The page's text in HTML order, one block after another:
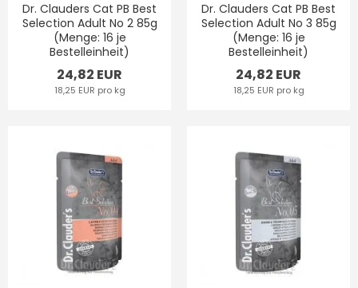
Dr. Clauders Cat PB Best
Selection Adult No 2 85g
(Menge: 16 je
Bestelleinheit)
24,82 EUR
18,25 EUR pro kg
Dr. Clauders Cat PB Best
Selection Adult No 3 85g
(Menge: 16 je
Bestelleinheit)
24,82 EUR
18,25 EUR pro kg